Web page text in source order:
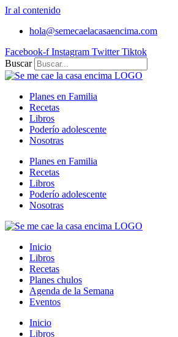
Ir al contenido
hola@semecaelacasaencima.com
Facebook-f Instagram Twitter Tiktok
Buscar
Planes en Familia
Recetas
Libros
Poderío adolescente
Nosotras
Planes en Familia
Recetas
Libros
Poderío adolescente
Nosotras
Inicio
Libros
Recetas
Planes chulos
Agenda de la Semana
Eventos
Inicio
Libros